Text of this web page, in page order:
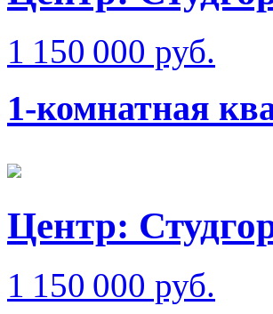
1 150 000 руб.
1-комнатная
Центр:
1 150 000 руб.